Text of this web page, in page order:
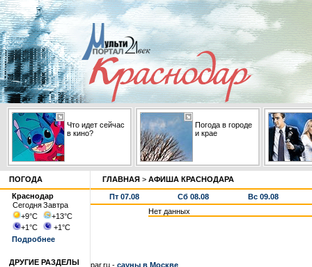
Что идет сейчас
в кино?
Погода в городе
и крае
ПОГОДА
Краснодар
СегодняЗавтра
+9°С +13°С
+1°С +1°С
Подробнее
ДРУГИЕ РАЗДЕЛЫ
ГЛАВНАЯ > АФИША КРАСНОДАРА
Пт 07.08 Сб 08.08
Вс 09.08
Нет данных
par.ru - сауны в Москве